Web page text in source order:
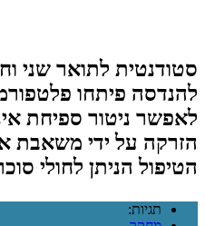
סטודנטית לתואר שני
להנדסה פיתחו
לאפשר ניטור ספיחת
הזרקה על ידי משאבת
הטיפול הניתן לחולי
תגיות: